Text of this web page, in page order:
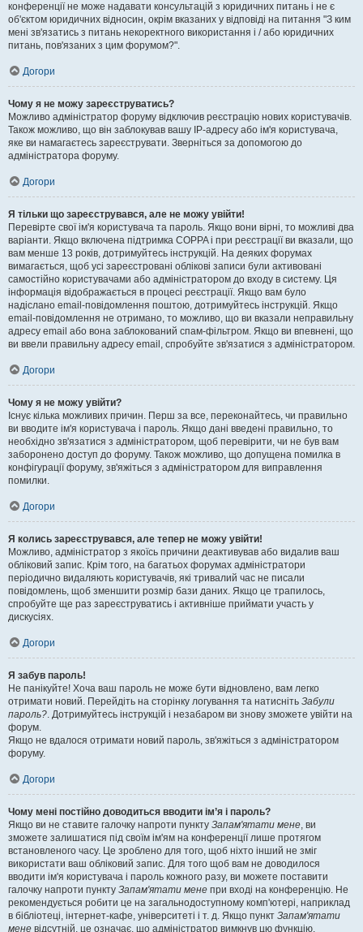
конференції не може надавати консультацій з юридичних питань і не є
об'єктом юридичних відносин, окрім вказаних у відповіді на питання "З ким
мені зв'язатись з питань некоректного використання і / або юридичних
питань, пов'язаних з цим форумом?".
Догори
Чому я не можу зареєструватись?
Можливо адміністратор форуму відключив реєстрацію нових користувачів.
Також можливо, що він заблокував вашу IP-адресу або ім'я користувача,
яке ви намагаєтесь зареєструвати. Зверніться за допомогою до
адміністратора форуму.
Догори
Я тільки що зареєструвався, але не можу увійти!
Перевірте свої ім'я користувача та пароль. Якщо вони вірні, то можливі два
варіанти. Якщо включена підтримка COPPA і при реєстрації ви вказали, що
вам менше 13 років, дотримуйтесь інструкцій. На деяких форумах
вимагається, щоб усі зареєстровані облікові записи були активовані
самостійно користувачами або адміністратором до входу в систему. Ця
інформація відображається в процесі реєстрації. Якщо вам було
надіслано email-повідомлення поштою, дотримуйтесь інструкцій. Якщо
email-повідомлення не отримано, то можливо, що ви вказали неправильну
адресу email або вона заблокований спам-фільтром. Якщо ви впевнені, що
ви ввели правильну адресу email, спробуйте зв'язатися з адміністратором.
Догори
Чому я не можу увійти?
Існує кілька можливих причин. Перш за все, переконайтесь, чи правильно
ви вводите ім'я користувача і пароль. Якщо дані введені правильно, то
необхідно зв'язатися з адміністратором, щоб перевірити, чи не був вам
заборонено доступ до форуму. Також можливо, що допущена помилка в
конфігурації форуму, зв'яжіться з адміністратором для виправлення
помилки.
Догори
Я колись зареєструвався, але тепер не можу увійти!
Можливо, адміністратор з якоїсь причини деактивував або видалив ваш
обліковий запис. Крім того, на багатьох форумах адміністратори
періодично видаляють користувачів, які тривалий час не писали
повідомлень, щоб зменшити розмір бази даних. Якщо це трапилось,
спробуйте ще раз зареєструватись і активніше приймати участь у
дискусіях.
Догори
Я забув пароль!
Не панікуйте! Хоча ваш пароль не може бути відновлено, вам легко
отримати новий. Перейдіть на сторінку логування та натисніть Забули
пароль?. Дотримуйтесь інструкцій і незабаром ви знову зможете увійти на
форум.
Якщо не вдалося отримати новий пароль, зв'яжіться з адміністратором
форуму.
Догори
Чому мені постійно доводиться вводити ім’я і пароль?
Якщо ви не ставите галочку напроти пункту Запам'ятати мене, ви
зможете залишатися під своїм ім'ям на конференції лише протягом
встановленого часу. Це зроблено для того, щоб ніхто інший не зміг
використати ваш обліковий запис. Для того щоб вам не доводилося
вводити ім'я користувача і пароль кожного разу, ви можете поставити
галочку напроти пункту Запам'ятати мене при вході на конференцію. Не
рекомендується робити це на загальнодоступному комп'ютері, наприклад
в бібліотеці, інтернет-кафе, університеті і т. д. Якщо пункт Запам'ятати
мене відсутній, це означає, що адміністратор вимкнув цю функцію.